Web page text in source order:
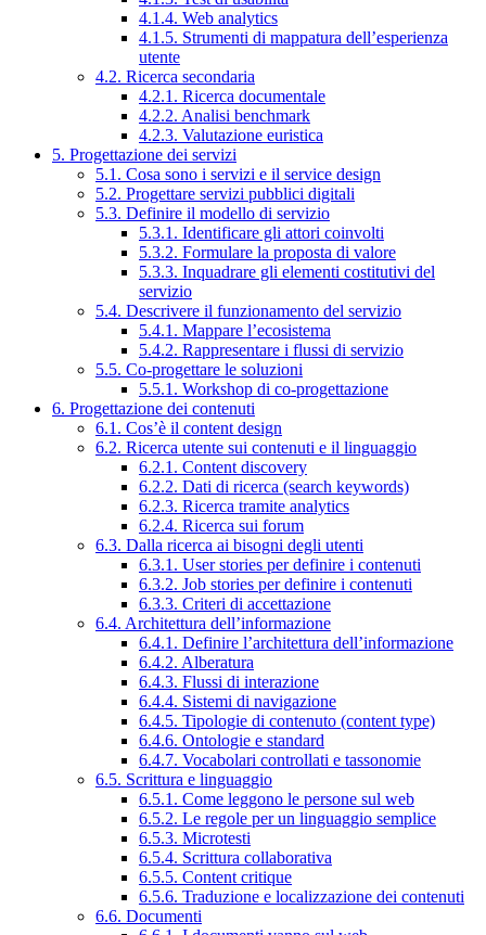
4.1.4. Web analytics
4.1.5. Strumenti di mappatura dell’esperienza
utente
4.2. Ricerca secondaria
4.2.1. Ricerca documentale
4.2.2. Analisi benchmark
4.2.3. Valutazione euristica
5. Progettazione dei servizi
5.1. Cosa sono i servizi e il service design
5.2. Progettare servizi pubblici digitali
5.3. Definire il modello di servizio
5.3.1. Identificare gli attori coinvolti
5.3.2. Formulare la proposta di valore
5.3.3. Inquadrare gli elementi costitutivi del
servizio
5.4. Descrivere il funzionamento del servizio
5.4.1. Mappare l’ecosistema
5.4.2. Rappresentare i flussi di servizio
5.5. Co-progettare le soluzioni
5.5.1. Workshop di co-progettazione
6. Progettazione dei contenuti
6.1. Cos’è il content design
6.2. Ricerca utente sui contenuti e il linguaggio
6.2.1. Content discovery
6.2.2. Dati di ricerca (search keywords)
6.2.3. Ricerca tramite analytics
6.2.4. Ricerca sui forum
6.3. Dalla ricerca ai bisogni degli utenti
6.3.1. User stories per definire i contenuti
6.3.2. Job stories per definire i contenuti
6.3.3. Criteri di accettazione
6.4. Architettura dell’informazione
6.4.1. Definire l’architettura dell’informazione
6.4.2. Alberatura
6.4.3. Flussi di interazione
6.4.4. Sistemi di navigazione
6.4.5. Tipologie di contenuto (content type)
6.4.6. Ontologie e standard
6.4.7. Vocabolari controllati e tassonomie
6.5. Scrittura e linguaggio
6.5.1. Come leggono le persone sul web
6.5.2. Le regole per un linguaggio semplice
6.5.3. Microtesti
6.5.4. Scrittura collaborativa
6.5.5. Content critique
6.5.6. Traduzione e localizzazione dei contenuti
6.6. Documenti